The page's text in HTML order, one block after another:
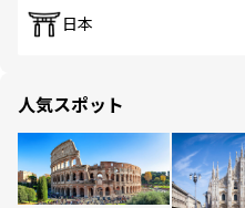
日本
人気スポット